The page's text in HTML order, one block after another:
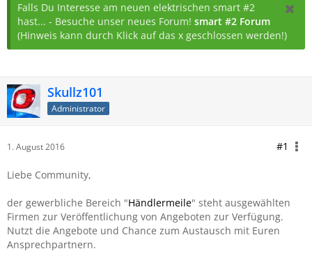
Falls Du Interesse am neuen elektrischen smart #2
hast... - Besuche unser neues Forum! smart #2 Forum
(Hinweis kann durch Klick auf das x geschlossen werden!)
Skullz101
Administrator
1. August 2016 #1
Liebe Community,
der gewerbliche Bereich "Händlermeile" steht ausgewählten
Firmen zur Veröffentlichung von Angeboten zur Verfügung.
Nutzt die Angebote und Chance zum Austausch mit Euren
Ansprechpartnern.